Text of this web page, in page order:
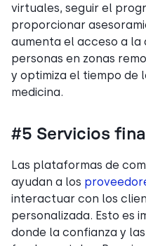
virtuales, seguir el
proporcionar
aumenta el acceso a la
personas en zonas
y optimiza el tiempo de
medicina.
#5 Servicios
Las plataformas de
ayudan a los
interactuar con los
personalizada. Esto es
donde la confianza y